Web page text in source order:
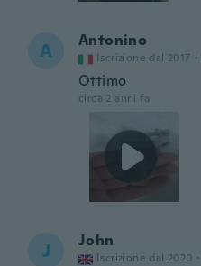
A Antonino
Iscrizione dal 2017 ·
Ottimo
circa 2 anni fa
J John
Iscrizione dal 2020 ·